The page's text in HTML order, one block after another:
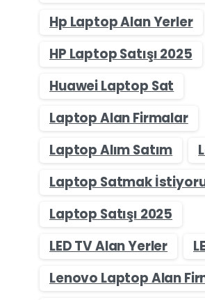
Hp Laptop Alan Yerler
HP Laptop Satışı 2025
Huawei Laptop Sat
Laptop Alan Firmalar
Laptop Alım Satım
Laptop Satmak
Laptop Satışı 2025
LED TV Alan Yerler
Lenovo Laptop Alan